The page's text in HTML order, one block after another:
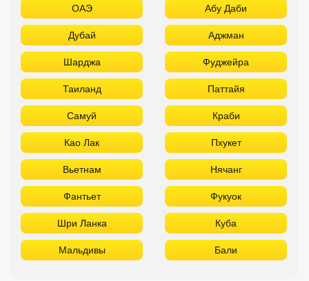
ОАЭ Абу Даби
Дубай Аджман
Шарджа Фуджейра
Таиланд Паттайя
Самуй Краби
Као Лак Пхукет
Вьетнам Нячанг
Фантьет Фукуок
Шри Ланка Куба
Мальдивы Бали